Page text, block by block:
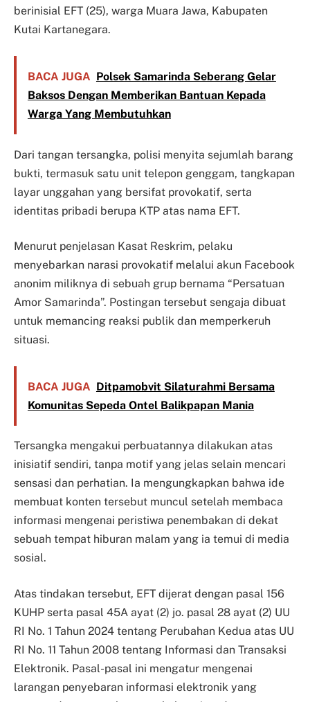
berinisial EFT (25), warga Muara Jawa, Kabupaten
Kutai Kartanegara.
BACA JUGA Polsek Samarinda Seberang Gelar
Baksos Dengan Memberikan Bantuan Kepada
Warga Yang Membutuhkan
Dari tangan tersangka, polisi menyita sejumlah barang
bukti, termasuk satu unit telepon genggam, tangkapan
layar unggahan yang bersifat provokatif, serta
identitas pribadi berupa KTP atas nama EFT.
Menurut penjelasan Kasat Reskrim, pelaku
menyebarkan narasi provokatif melalui akun Facebook
anonim miliknya di sebuah grup bernama “Persatuan
Amor Samarinda”. Postingan tersebut sengaja dibuat
untuk memancing reaksi publik dan memperkeruh
situasi.
BACA JUGA Ditpamobvit Silaturahmi Bersama
Komunitas Sepeda Ontel Balikpapan Mania
Tersangka mengakui perbuatannya dilakukan atas
inisiatif sendiri, tanpa motif yang jelas selain mencari
sensasi dan perhatian. Ia mengungkapkan bahwa ide
membuat konten tersebut muncul setelah membaca
informasi mengenai peristiwa penembakan di dekat
sebuah tempat hiburan malam yang ia temui di media
sosial.
Atas tindakan tersebut, EFT dijerat dengan pasal 156
KUHP serta pasal 45A ayat (2) jo. pasal 28 ayat (2) UU
RI No. 1 Tahun 2024 tentang Perubahan Kedua atas UU
RI No. 11 Tahun 2008 tentang Informasi dan Transaksi
Elektronik. Pasal-pasal ini mengatur mengenai
larangan penyebaran informasi elektronik yang